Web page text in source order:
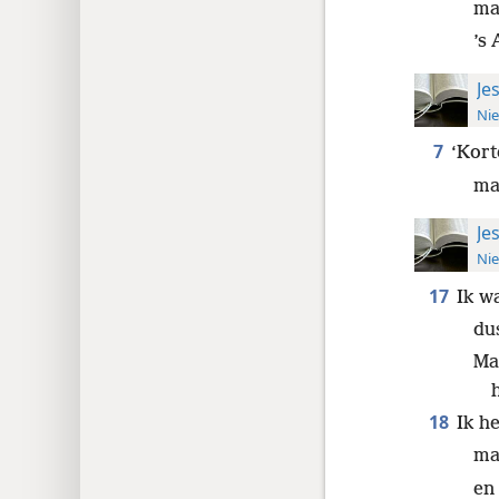
’s
7
17 Ik
18 Ik
en